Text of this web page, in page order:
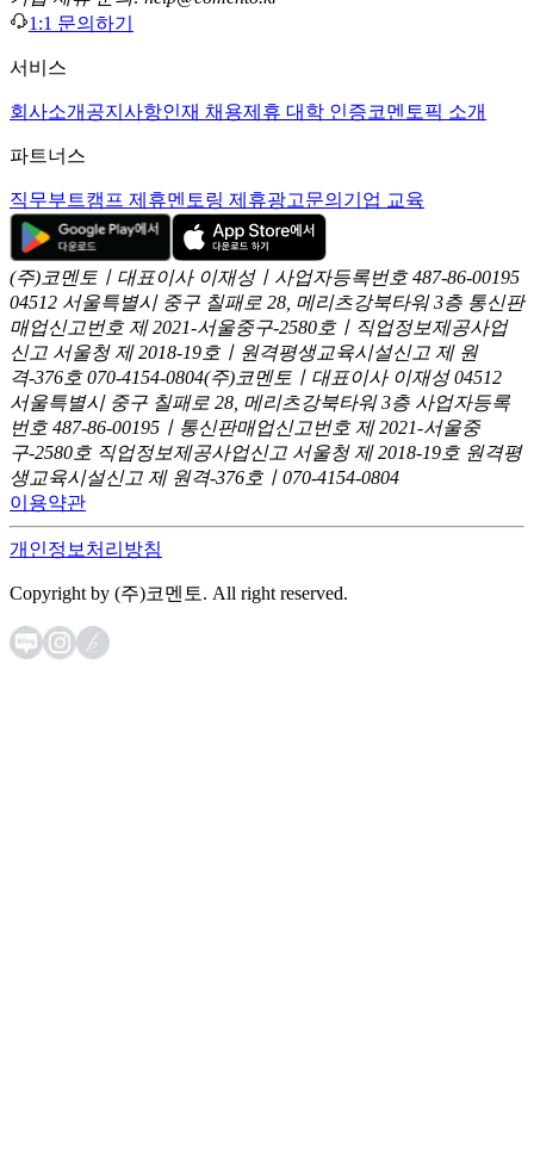
1:1 문의하기
서비스
회사소개 공지사항인재 채용제휴 대학 인증코멘토픽 소개
파트너스
직무부트캠프 제휴멘토링 제휴광고문의 기업 교육
(주)코멘토ㅣ대표이사 이재성ㅣ사업자등록번호 487-86-00195
04512 서울특별시 중구 칠패로 28, 메리츠강북타워 3층 통신판
매업신고번호 제 2021-서울중구-2580호ㅣ직업정보제공사업
신고 서울청 제 2018-19호ㅣ원격평생교육시설신고 제 원
격-376호 070-4154-0804(주)코멘토ㅣ대표이사 이재성 04512
서울특별시 중구 칠패로 28, 메리츠강북타워 3층 사업자등록
번호 487-86-00195ㅣ통신판매업신고번호 제 2021-서울중
구-2580호 직업정보제공사업신고 서울청 제 2018-19호 원격평
생교육시설신고 제 원격-376호ㅣ070-4154-0804
이용약관
개인정보처리방침
Copyright by (주)코멘토. All right reserved.